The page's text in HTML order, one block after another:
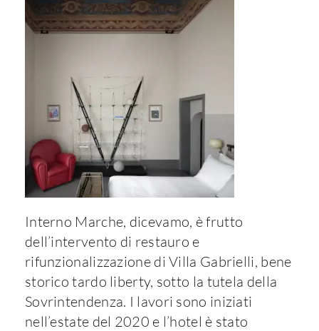
Interno Marche, dicevamo, è frutto
dell’intervento di restauro e
rifunzionalizzazione di Villa Gabrielli, bene
storico tardo liberty, sotto la tutela della
Sovrintendenza. I lavori sono iniziati
nell’estate del 2020 e l’hotel è stato